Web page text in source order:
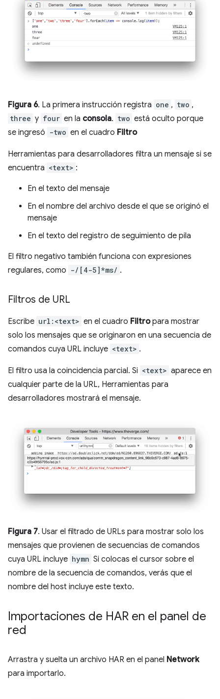
Figura 6. La primera instrucción registra one , two ,
three y four en la consola. two está oculto porque
se ingresó -two en el cuadro Filtro
Herramientas para desarrolladores filtra un mensaje si se
encuentra <text> :
En el texto del mensaje
En el nombre del archivo desde el que se originó el
mensaje
En el texto del registro de seguimiento de pila
El filtro negativo también funciona con expresiones
regulares, como -/[4-5]*ms/ .
Filtros de URL
Escribe url:<text> en el cuadro Filtropara mostrar
solo los mensajes que se originaron en una secuencia de
comandos cuya URL incluye <text> .
El filtro usa la coincidencia parcial. Si <text> aparece en
cualquier parte de la URL, Herramientas para
desarrolladores mostrará el mensaje.
Figura 7. Usar el filtrado de URLs para mostrar solo los
mensajes que provienen de secuencias de comandos
cuya URL incluye hymn Si colocas el cursor sobre el
nombre de la secuencia de comandos, verás que el
nombre del host incluye este texto.
Importaciones de HAR en el panel de
red
Arrastra y suelta un archivo HAR en el panel Network
para importarlo.